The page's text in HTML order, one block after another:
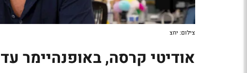
צילום: יחצ
אודיטי קרסה, באופנהיימר